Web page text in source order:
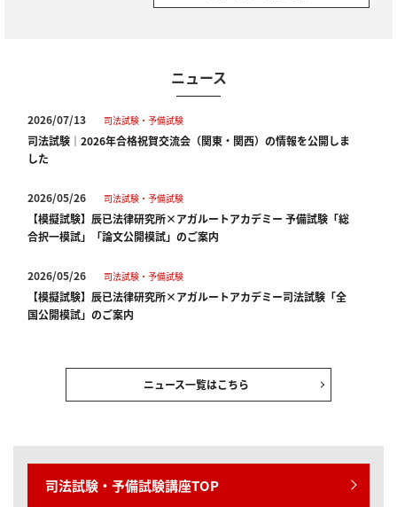
ニュース
2026/07/13 司法試験・予備試験
司法試験｜2026年合格祝賀交流会（関東・関西）の情報を公開しま
した
2026/05/26 司法試験・予備試験
【模擬試験】辰已法律研究所×アガルートアカデミー 予備試験「総
合択一模試」「論文公開模試」のご案内
2026/05/26 司法試験・予備試験
【模擬試験】辰已法律研究所×アガルートアカデミー司法試験「全
国公開模試」のご案内
2026/02/12 司法試験・予備試験
ニュース一覧はこちら
司法試験・予備試験講座TOP